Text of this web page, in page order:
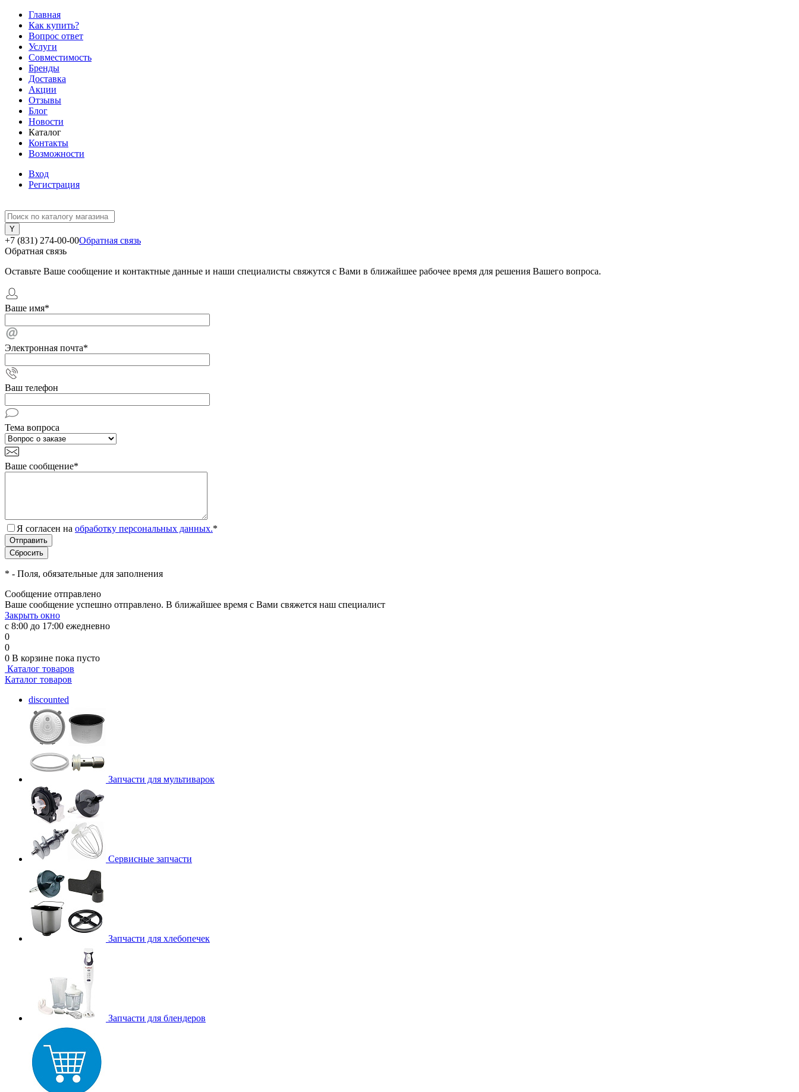
Главная
Как купить?
Вопрос ответ
Услуги
Совместимость
Бренды
Доставка
Акции
Отзывы
Блог
Новости
Каталог
Контакты
Возможности
Вход
Регистрация
+7 (831) 274-00-00Обратная связь
Обратная связь
Оставьте Ваше сообщение и контактные данные и наши специалисты свяжутся с Вами в ближайшее рабочее время для решения Вашего вопроса.
Ваше имя*
Электронная почта*
Ваш телефон
Тема вопроса
Ваше сообщение*
Я согласен на обработку персональных данных.*
* - Поля, обязательные для заполнения
Сообщение отправлено
Ваше сообщение успешно отправлено. В ближайшее время с Вами свяжется наш специалист
Закрыть окно
с 8:00 до 17:00 ежедневно
0
0
0 В корзине пока пусто
Каталог товаров
Каталог товаров
discounted
Запчасти для мультиварок
Сервисные запчасти
Запчасти для хлебопечек
Запчасти для блендеров